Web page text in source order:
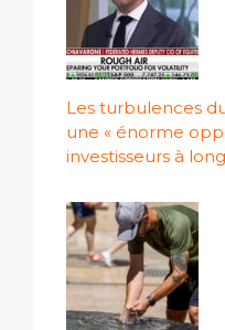
Les turbulences
une « énorme
investisseurs à